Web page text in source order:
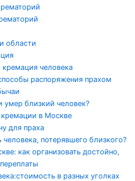
области
человека
распоряжения прахом
умер близкий человек?
в Москве
для праха
потерявшего близкого?
как организовать достойно,
в разных уголках